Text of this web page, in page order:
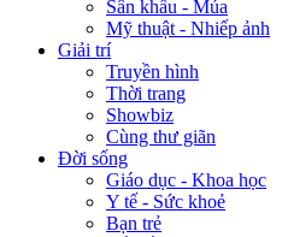
Sân khấu - Múa
Mỹ thuật - Nhiếp ảnh
Giải trí
Truyền hình
Thời trang
Showbiz
Cùng thư giãn
Đời sống
Giáo dục - Khoa học
Y tế - Sức khoẻ
Bạn trẻ